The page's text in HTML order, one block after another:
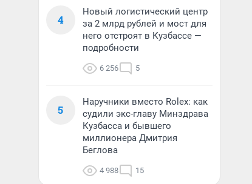
4
Новый логистический центр
за 2 млрд рублей и мост для
него отстроят в Кузбассе —
подробности
6 256 5
5
Наручники вместо Rolex: как
судили экс-главу Минздрава
Кузбасса и бывшего
миллионера Дмитрия
Беглова
4 988 15